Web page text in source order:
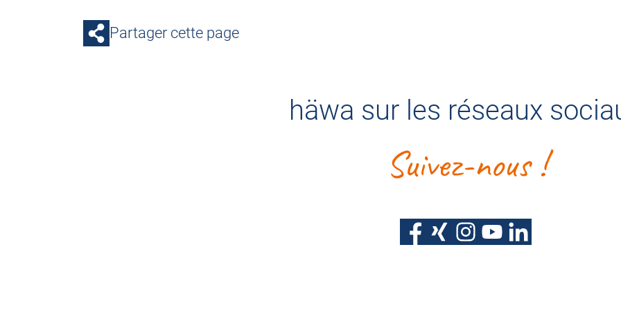
Partager cette page
häwa sur les réseaux
Suivez-nous !